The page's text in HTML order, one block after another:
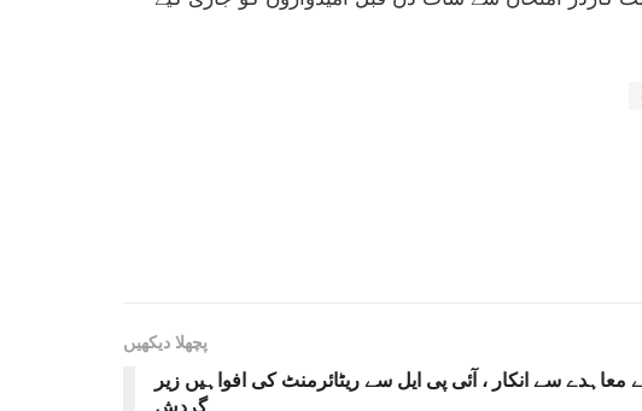
پچھلا دیکھیں
معاہدے سے انکار ، آئی پی ایل سے ریٹائرمنٹ کی افواہیں زیر
گردش